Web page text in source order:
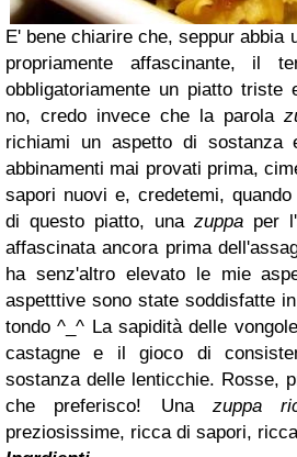
E' bene chiarire che, seppur abbia
propriamente affascinante, il
obbligatoriamente un piatto triste
no, credo invece che la parola
richiami un aspetto di sostanza
abbinamenti mai provati prima,
sapori nuovi e, credetemi,
di questo piatto, una zuppa per
affascinata ancora prima
ha senz'altro elevato le mie
aspetttive sono state soddisfatte
tondo ^_^ La sapidità delle
castagne e il gioco di
sostanza delle lenticchie. Rosse,
che preferisco! Una zuppa
preziosissime, ricca di sapori,